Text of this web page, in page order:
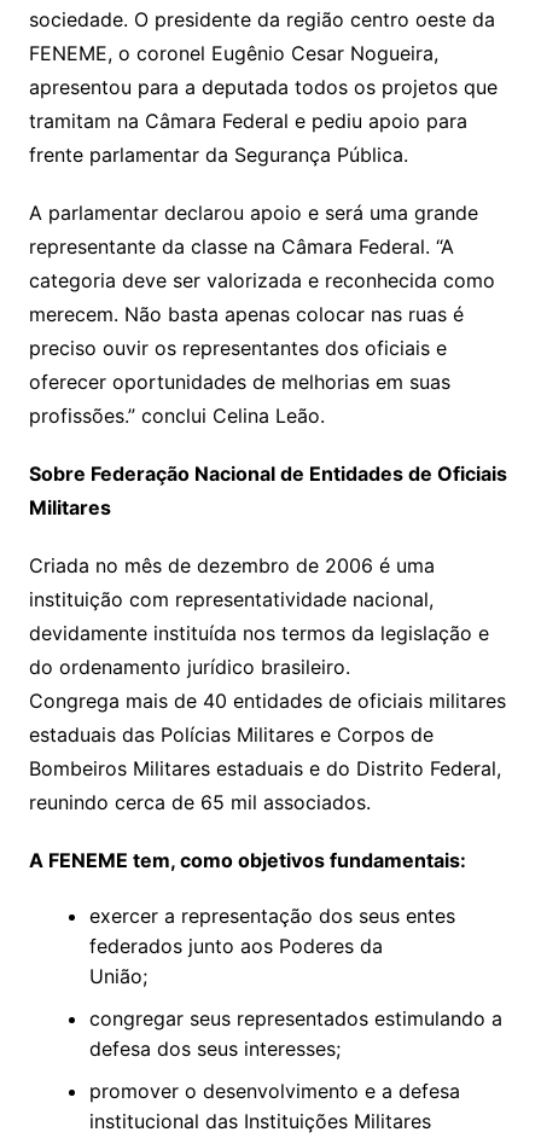
sociedade. O presidente da região centro oeste da
FENEME, o coronel Eugênio Cesar Nogueira,
apresentou para a deputada todos os projetos que
tramitam na Câmara Federal e pediu apoio para
frente parlamentar da Segurança Pública.
A parlamentar declarou apoio e será uma grande
representante da classe na Câmara Federal. “A
categoria deve ser valorizada e reconhecida como
merecem. Não basta apenas colocar nas ruas é
preciso ouvir os representantes dos oficiais e
oferecer oportunidades de melhorias em suas
profissões.” conclui Celina Leão.
Sobre Federação Nacional de Entidades de Oficiais
Militares
Criada no mês de dezembro de 2006 é uma
instituição com representatividade nacional,
devidamente instituída nos termos da legislação e
do ordenamento jurídico brasileiro.
Congrega mais de 40 entidades de oficiais militares
estaduais das Polícias Militares e Corpos de
Bombeiros Militares estaduais e do Distrito Federal,
reunindo cerca de 65 mil associados.
A FENEME tem, como objetivos fundamentais:
exercer a representação dos seus entes
federados junto aos Poderes da
União;
congregar seus representados estimulando a
defesa dos seus interesses;
promover o desenvolvimento e a defesa
institucional das Instituições Militares